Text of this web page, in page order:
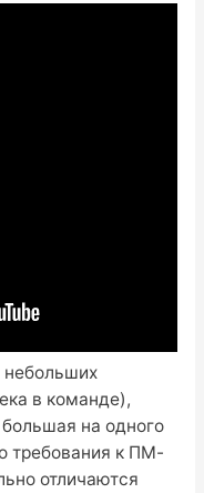
небольших
в команде),
на одного
требования к ПМ-
отличаются